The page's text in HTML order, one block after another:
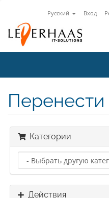
Русский Вход
Категории
Действия